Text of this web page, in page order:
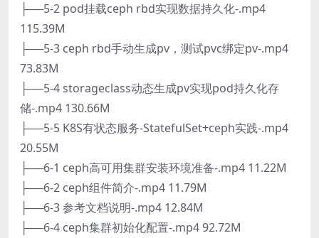
├──5-2 pod挂载ceph rbd实现数据持久化-.mp4
115.39M
├──5-3 ceph rbd手动生成pv，测试pvc绑定pv-.mp4
73.83M
├──5-4 storageclass动态生成pv实现pod持久化存
储-.mp4 130.66M
├──5-5 K8S有状态服务-StatefulSet+ceph实践-.mp4
20.55M
├──6-1 ceph高可用集群安装环境准备-.mp4 11.22M
├──6-2 ceph组件简介-.mp4 11.79M
├──6-3 参考文档说明-.mp4 12.84M
├──6-4 ceph集群初始化配置-.mp4 92.72M